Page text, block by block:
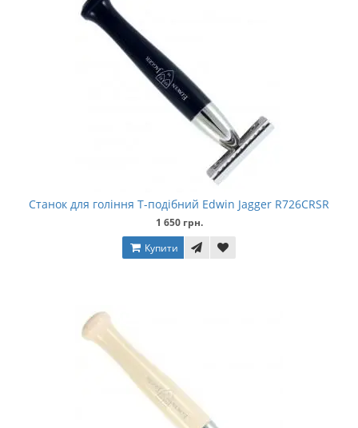
Станок для гоління Т-подібний Edwin Jagger R726CRSR
1 650 грн.
Купити